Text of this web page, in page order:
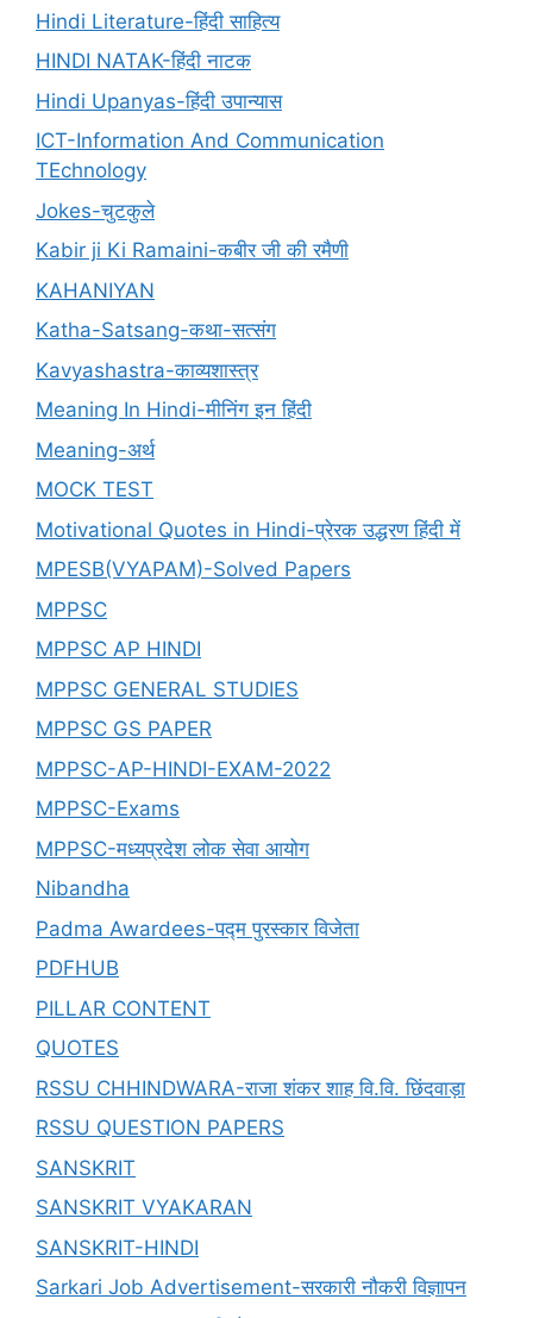
Hindi Literature-हिंदी साहित्य
HINDI NATAK-हिंदी नाटक
Hindi Upanyas-हिंदी उपान्यास
ICT-Information And Communication
TEchnology
Jokes-चुटकुले
Kabir ji Ki Ramaini-कबीर जी की रमैणी
KAHANIYAN
Katha-Satsang-कथा-सत्संग
Kavyashastra-काव्यशास्त्र
Meaning In Hindi-मीनिंग इन हिंदी
Meaning-अर्थ
MOCK TEST
Motivational Quotes in Hindi-प्रेरक उद्धरण हिंदी में
MPESB(VYAPAM)-Solved Papers
MPPSC
MPPSC AP HINDI
MPPSC GENERAL STUDIES
MPPSC GS PAPER
MPPSC-AP-HINDI-EXAM-2022
MPPSC-Exams
MPPSC-मध्यप्रदेश लोक सेवा आयोग
Nibandha
Padma Awardees-पद्म पुरस्कार विजेता
PDFHUB
PILLAR CONTENT
QUOTES
RSSU CHHINDWARA-राजा शंकर शाह वि.वि. छिंदवाड़ा
RSSU QUESTION PAPERS
SANSKRIT
SANSKRIT VYAKARAN
SANSKRIT-HINDI
Sarkari Job Advertisement-सरकारी नौकरी विज्ञापन